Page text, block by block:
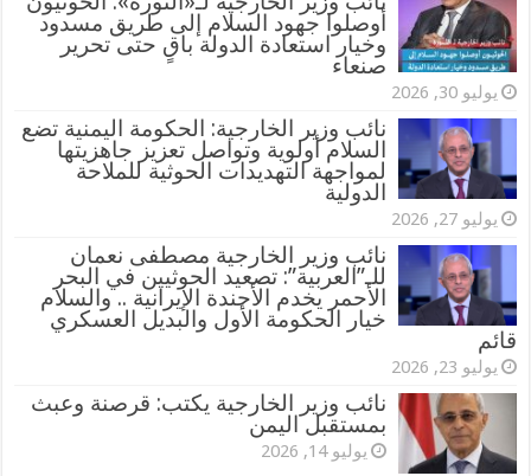
أوصلوا جهود السلام إلى طريق مسدود
وخيار استعادة الدولة باقٍ حتى تحرير
صنعاء
يوليو 30, 2026
نائب وزير الخارجية: الحكومة اليمنية تضع
السلام أولوية وتواصل تعزيز جاهزيتها
لمواجهة التهديدات الحوثية للملاحة
الدولية
يوليو 27, 2026
نائب وزير الخارجية مصطفى نعمان
للـ”العربية”: تصعيد الحوثيين في البحر
الأحمر يخدم الأجندة الإيرانية .. والسلام
خيار الحكومة الأول والبديل العسكري
قائم
يوليو 23, 2026
نائب وزير الخارجية يكتب: قرصنة وعبث
بمستقبل اليمن
يوليو 14, 2026